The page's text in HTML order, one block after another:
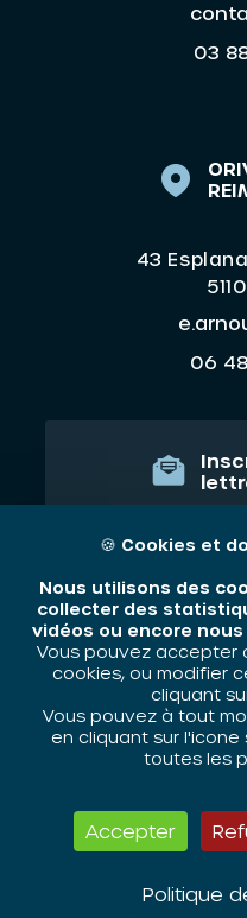
03
43
06
JE
Qui
Nos
🍪 Cookies et
Nous utilisons des
collecter des
vidéos ou encore
Vous pouvez accepter
cookies, ou modifier
cliquant
Vous pouvez à tout
en cliquant sur
toutes les
Accepter
Politique